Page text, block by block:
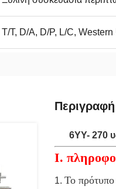
T/T, D/A, D/P, L/C,
6YY- 270
Ι.
1. Το πρότυπο